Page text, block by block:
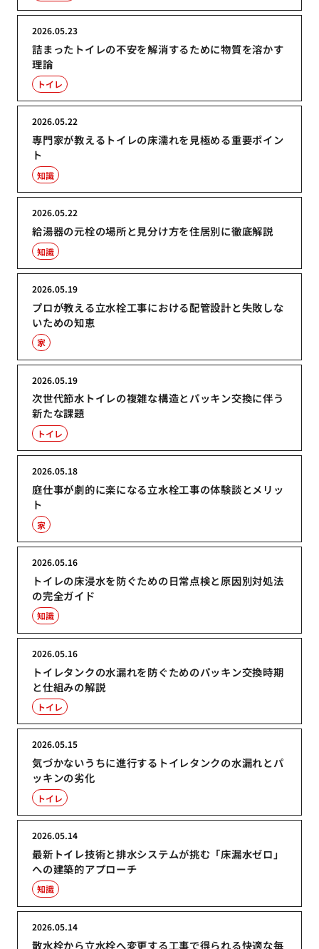
詰まったトイレの不安を解消するために物質を溶かす
理論
2026.05.23
トイレ
専門家が教えるトイレの床濡れを見極める重要ポイン
ト
2026.05.22
知識
給湯器の元栓の場所と見分け方を住居別に徹底解説
2026.05.22
知識
プロが教える立水栓工事における配管設計と失敗しな
いための知恵
2026.05.19
家
次世代節水トイレの複雑な構造とパッキン交換に伴う
新たな課題
2026.05.19
トイレ
庭仕事が劇的に楽になる立水栓工事の体験談とメリッ
ト
2026.05.18
家
トイレの床浸水を防ぐための日常点検と原因別対処法
の完全ガイド
2026.05.16
知識
トイレタンクの水漏れを防ぐためのパッキン交換時期
と仕組みの解説
2026.05.16
トイレ
気づかないうちに進行するトイレタンクの水漏れとパ
ッキンの劣化
2026.05.15
トイレ
最新トイレ技術と排水システムが挑む「床漏水ゼロ」
への建築的アプローチ
2026.05.14
知識
散水栓から立水栓へ変更する工事で得られる快適な毎
2026.05.14